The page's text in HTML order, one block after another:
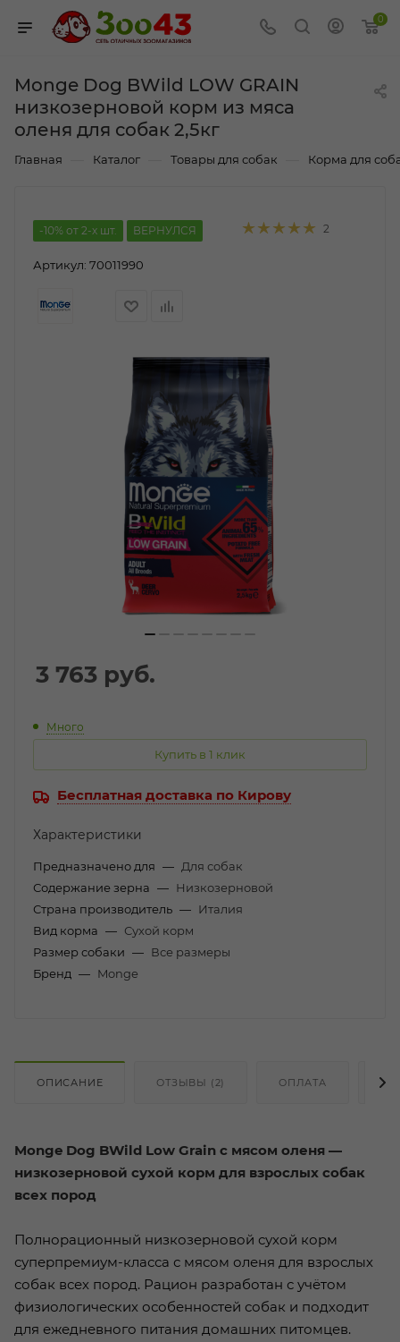
0
Monge Dog BWild LOW GRAIN
низкозерновой корм из мяса
оленя для собак 2,5кг
Главная Каталог Товары для собак Корма для
-10% от 2-х шт. ВЕРНУЛСЯ 2
Артикул: 70011990
3 763 руб.
Много
Купить в 1 клик
Бесплатная доставка по Кирову
Характеристики
Предназначено для — Для собак
Содержание зерна — Низкозерновой
Страна производитель — Италия
Вид корма — Сухой корм
Размер собаки — Все размеры
Бренд — Monge
ОПИСАНИЕ ОТЗЫВЫ (2) ОПЛАТА
Monge Dog BWild Low Grain с мясом оленя —
низкозерновой сухой корм для взрослых собак
всех пород
Полнорационный низкозерновой сухой корм
суперпремиум-класса с мясом оленя для взрослых
собак всех пород. Рацион разработан с учётом
физиологических особенностей собак и подходит
для ежедневного питания домашних питомцев.